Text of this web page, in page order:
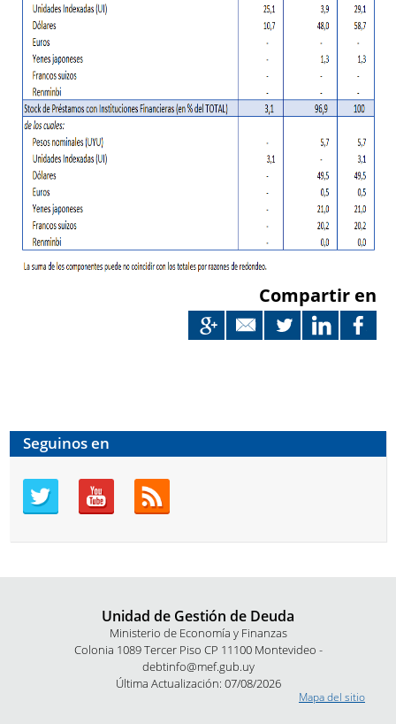
Compartir en
Seguinos en
Unidad de Gestión de Deuda
Ministerio de Economía y Finanzas
Colonia 1089 Tercer Piso CP 11100 Montevideo -
debtinfo@mef.gub.uy
Última Actualización: 07/08/2026
Mapa del sitio